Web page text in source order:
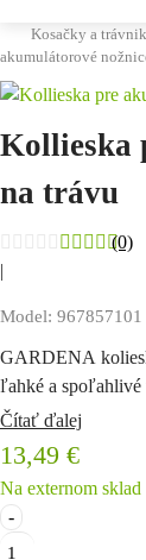
Kosačky a
akumulátorové
Kollieska
na trávu
(0)
|
Model: 967857101
GARDENA
ľahké a spoľahlivé
teleskopickej
Čítať ďalej
13,49 €
Na externom sklad
množstvo
Kollieska